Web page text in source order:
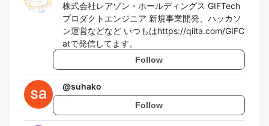
株式会社レアゾン・ホールディングス GIFTech
プロダクトエンジニア 新規事業開発、ハッカソ
ン運営などなど いつもはhttps://qiita.com/GIFC
atで発信してます。
Follow
@suhako
Follow